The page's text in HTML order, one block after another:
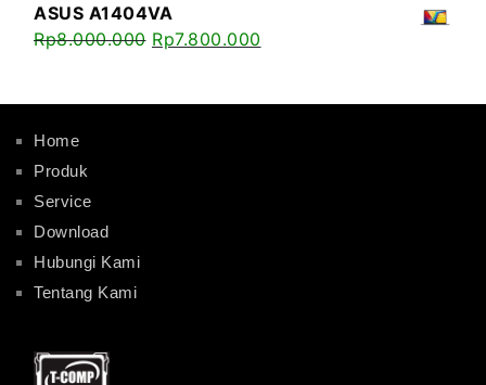
ASUS A1404VA
Rp8.000.000 Rp7.800.000
Home
Produk
Service
Download
Hubungi Kami
Tentang Kami